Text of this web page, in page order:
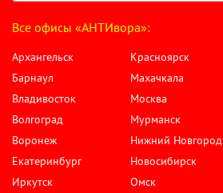
Все офисы «АНТИвора»:
Архангельск
Барнаул
Владивосток
Волгоград
Воронеж
Екатеринбург
Иркутск
Красноярск
Махачкала
Москва
Мурманск
Нижний Новгород
Новосибирск
Омск